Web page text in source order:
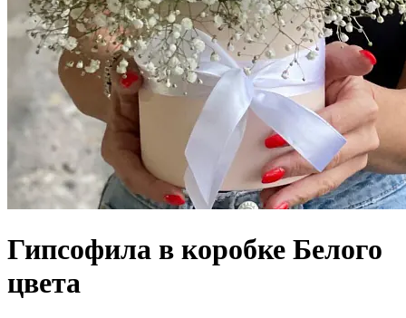
Гипсофила в коробке Белого
цвета